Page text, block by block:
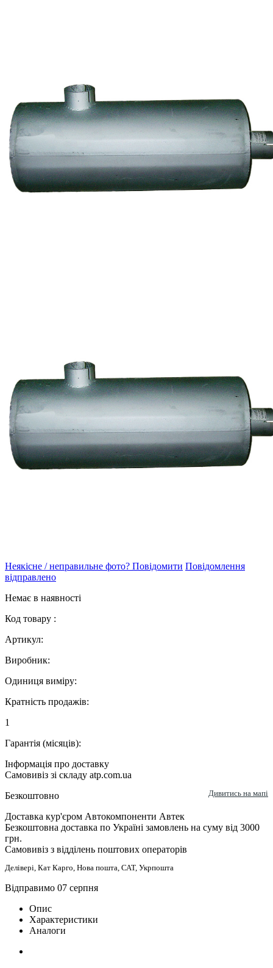
Неякісне / неправильне фото? Повідомити Повідомлення
відправлено
Немає в наявності
Код товару :
Артикул:
Виробник:
Одиниця виміру:
Кратність продажів:
1
Гарантія (місяців):
Інформація про доставку
Самовивіз зі складу atp.com.ua
Безкоштовно
Дивитись на мапі
Доставка кур'єром Автокомпоненти Автек
Безкоштовна доставка по Україні замовлень на суму від 3000
грн.
Самовивіз з відділень поштових операторів
Делівері, Кат Карго, Нова пошта, САТ, Укрпошта
Відправимо 07 серпня
Опис
Характеристики
Аналоги